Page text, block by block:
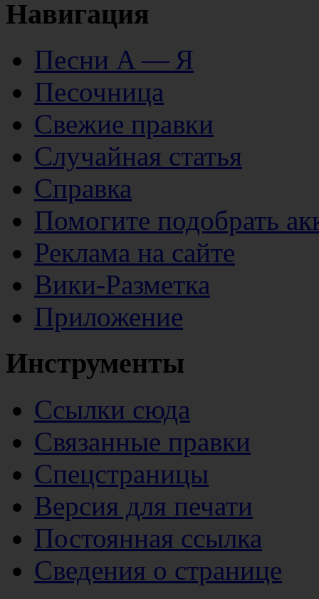
Навигация
Песни А — Я
Песочница
Свежие правки
Случайная статья
Справка
Помогите подобрать
Реклама на сайте
Вики-Разметка
Приложение
Инструменты
Ссылки сюда
Связанные правки
Спецстраницы
Версия для печати
Постоянная ссылка
Сведения о странице